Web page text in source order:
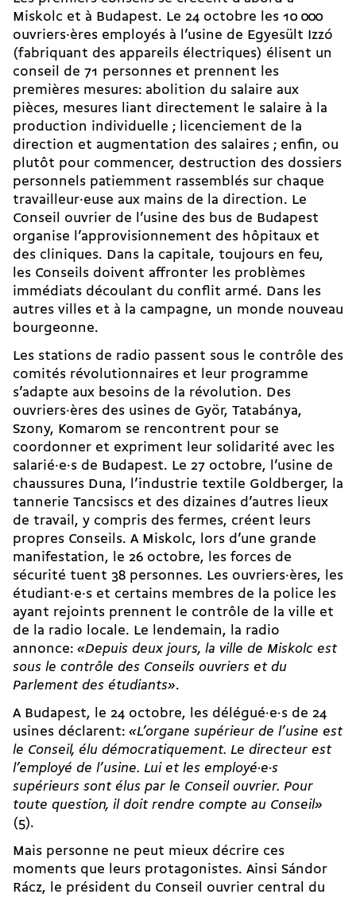
Miskolc et à Budapest. Le 24 octobre les 10 000
ouvriers·ères employés à l’usine de Egyesült Izzó
(fabriquant des appareils électriques) élisent un
conseil de 71 personnes et prennent les
premières mesures: abolition du salaire aux
pièces, mesures liant directement le salaire à la
production individuelle ; licenciement de la
direction et augmentation des salaires ; enfin, ou
plutôt pour commencer, destruction des dossiers
personnels patiemment rassemblés sur chaque
travailleur·euse aux mains de la direction. Le
Conseil ouvrier de l’usine des bus de Budapest
organise l’approvisionnement des hôpitaux et
des cliniques. Dans la capitale, toujours en feu,
les Conseils doivent affronter les problèmes
immédiats découlant du conflit armé. Dans les
autres villes et à la campagne, un monde nouveau
bourgeonne.
Les stations de radio passent sous le contrôle des
comités révolutionnaires et leur programme
s’adapte aux besoins de la révolution. Des
ouvriers·ères des usines de Györ, Tatabánya,
Szony, Komarom se rencontrent pour se
coordonner et expriment leur solidarité avec les
salarié·e·s de Budapest. Le 27 octobre, l’usine de
chaussures Duna, l’industrie textile Goldberger, la
tannerie Tancsiscs et des dizaines d’autres lieux
de travail, y compris des fermes, créent leurs
propres Conseils. A Miskolc, lors d’une grande
manifestation, le 26 octobre, les forces de
sécurité tuent 38 personnes. Les ouvriers·ères, les
étudiant·e·s et certains membres de la police les
ayant rejoints prennent le contrôle de la ville et
de la radio locale. Le lendemain, la radio
annonce: «Depuis deux jours, la ville de Miskolc est
sous le contrôle des Conseils ouvriers et du
Parlement des étudiants».
A Budapest, le 24 octobre, les délégué·e·s de 24
usines déclarent: «L’organe supérieur de l’usine est
le Conseil, élu démocratiquement. Le directeur est
l’employé de l’usine. Lui et les employé·e·s
supérieurs sont élus par le Conseil ouvrier. Pour
toute question, il doit rendre compte au Conseil»
(5).
Mais personne ne peut mieux décrire ces
moments que leurs protagonistes. Ainsi Sándor
Rácz, le président du Conseil ouvrier central du